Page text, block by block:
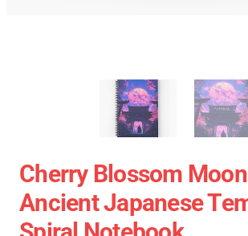
Cherry Blossom
Ancient Japanese